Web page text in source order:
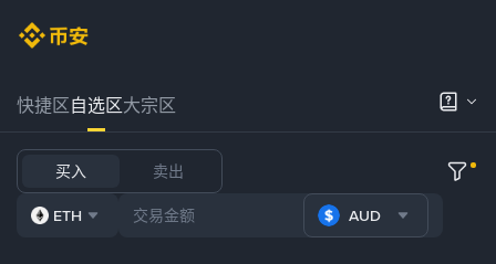
快捷区自选区大宗区
买入 卖出
ETH AUD